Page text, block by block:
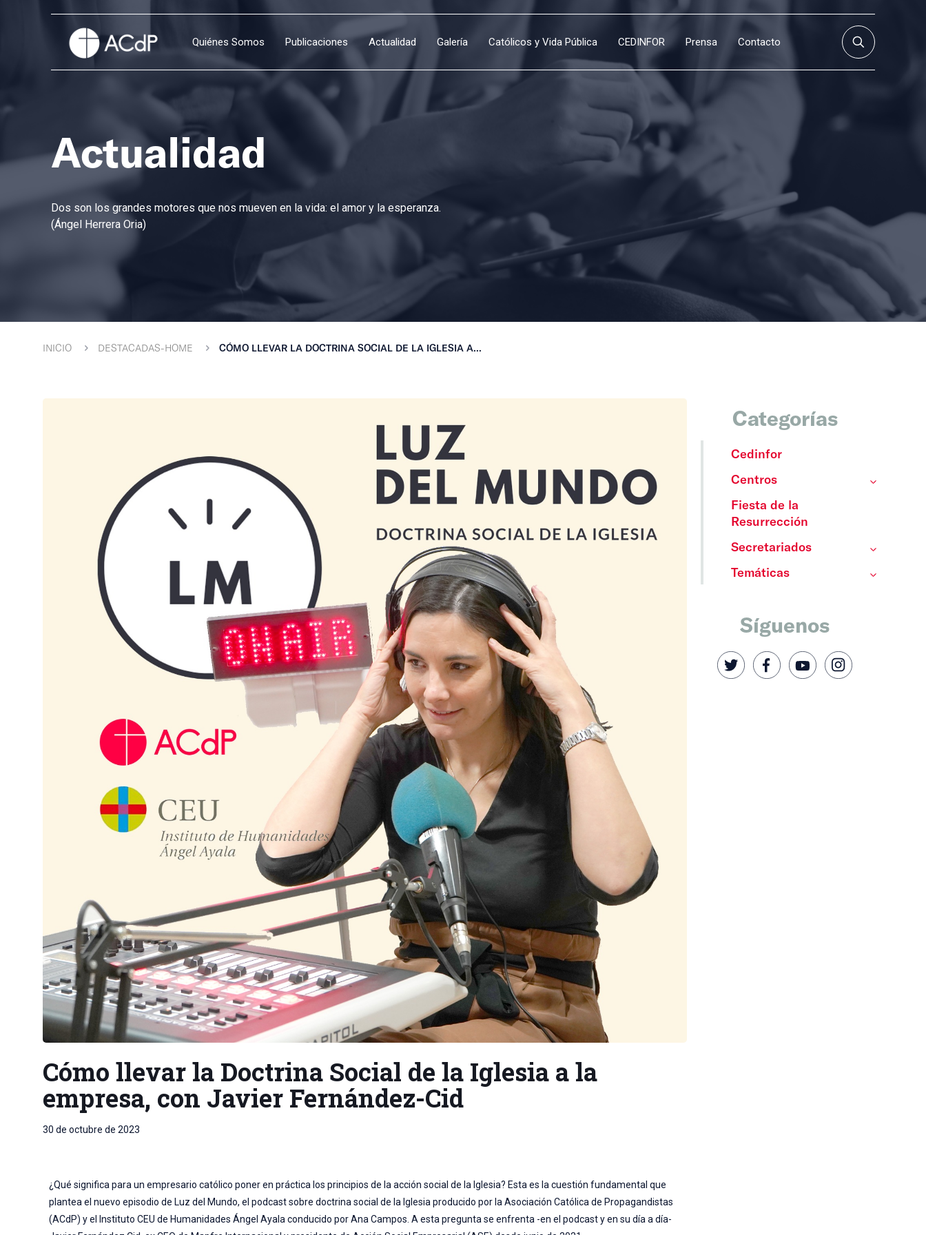
Quiénes Somos Publicaciones Actualidad Galería Católicos y Vida Pública CEDINFOR Prensa Contacto
Actualidad
Dos son los grandes motores que nos mueven en la vida: el amor y la esperanza.
(Ángel Herrera Oria)
INICIO DESTACADAS-HOME CÓMO LLEVAR LA DOCTRINA SOCIAL DE LA IGLESIA A...
Cómo llevar la Doctrina Social de la Iglesia a la
empresa, con Javier Fernández-Cid
30 de octubre de 2023
¿Qué significa para un empresario católico poner en práctica los principios de la acción social de la Iglesia? Esta es la cuestión fundamental que
plantea el nuevo episodio de Luz del Mundo, el podcast sobre doctrina social de la Iglesia producido por la Asociación Católica de Propagandistas
(ACdP) y el Instituto CEU de Humanidades Ángel Ayala conducido por Ana Campos. A esta pregunta se enfrenta -en el podcast y en su día a día-
Categorías
Cedinfor
Centros
Fiesta de la
Resurrección
Secretariados
Temáticas
Síguenos